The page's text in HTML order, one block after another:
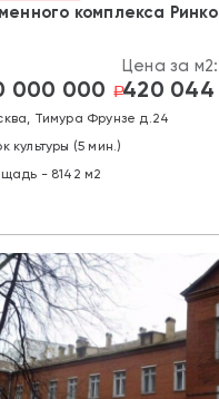
комплекса Ринко
000 000 a
Цена за м2:
420 044
Тимура Фрунзе д.24
культуры (5 мин.)
- 8142 м2